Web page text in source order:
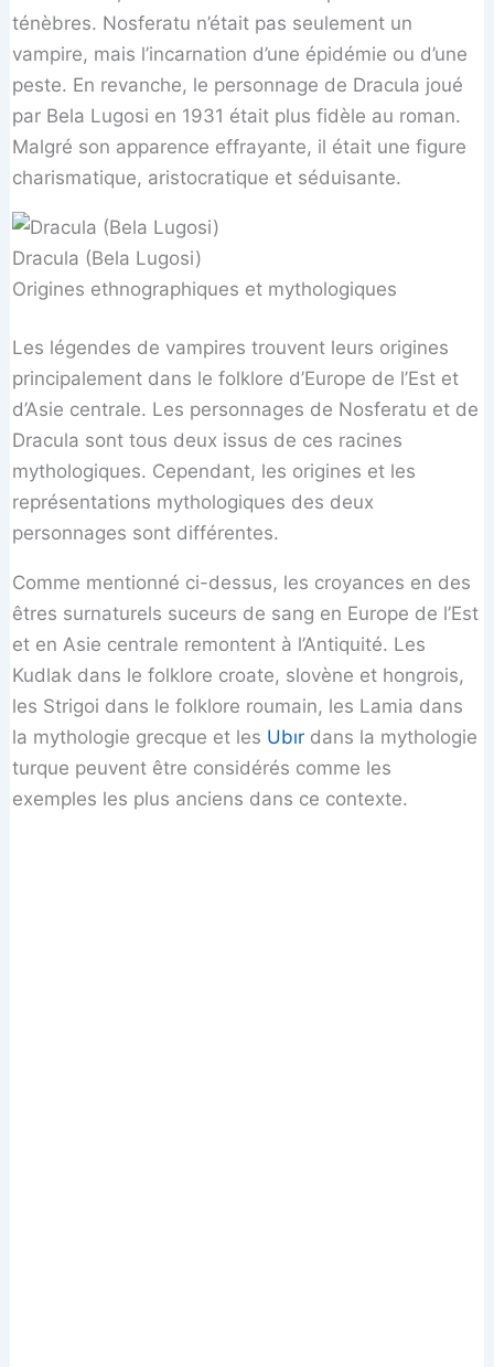
ténèbres. Nosferatu n’était pas seulement un
vampire, mais l’incarnation d’une épidémie ou d’une
peste. En revanche, le personnage de Dracula joué
par Bela Lugosi en 1931 était plus fidèle au roman.
Malgré son apparence effrayante, il était une figure
charismatique, aristocratique et séduisante.
Dracula (Bela Lugosi)
Origines ethnographiques et mythologiques
Les légendes de vampires trouvent leurs origines
principalement dans le folklore d’Europe de l’Est et
d’Asie centrale. Les personnages de Nosferatu et de
Dracula sont tous deux issus de ces racines
mythologiques. Cependant, les origines et les
représentations mythologiques des deux
personnages sont différentes.
Comme mentionné ci-dessus, les croyances en des
êtres surnaturels suceurs de sang en Europe de l’Est
et en Asie centrale remontent à l’Antiquité. Les
Kudlak dans le folklore croate, slovène et hongrois,
les Strigoi dans le folklore roumain, les Lamia dans
la mythologie grecque et les Ubır dans la mythologie
turque peuvent être considérés comme les
exemples les plus anciens dans ce contexte.